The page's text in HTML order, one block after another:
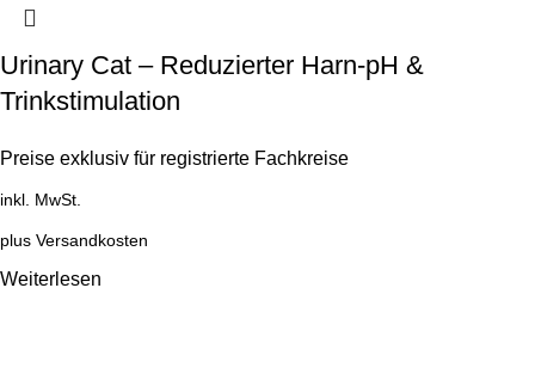
Urinary Cat – Reduzierter Harn-pH &
Trinkstimulation
Preise exklusiv für registrierte Fachkreise
inkl. MwSt.
plus Versandkosten
Weiterlesen